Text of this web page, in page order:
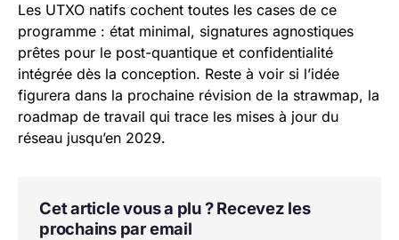
Les UTXO natifs cochent toutes les cases de ce
programme : état minimal, signatures agnostiques
prêtes pour le post-quantique et confidentialité
intégrée dès la conception. Reste à voir si l’idée
figurera dans la prochaine révision de la strawmap, la
roadmap de travail qui trace les mises à jour du
réseau jusqu’en 2029.
Cet article vous a plu ? Recevez les
prochains par email